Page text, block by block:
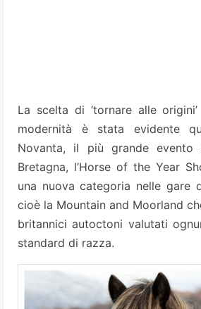
La scelta di ‘tornare alle
modernità è stata evidente
Novanta, il più grande evento
Bretagna, l’Horse of the Year
una nuova categoria nelle gare
cioè la Mountain and Moorland
britannici autoctoni valutati
standard di razza.